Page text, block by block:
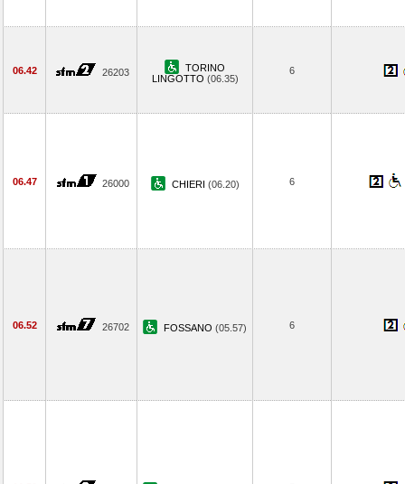
06.42 26203
TORINO
LINGOTTO (06.35)
6
06.47 26000 CHIERI (06.20) 6
06.52 26702 FOSSANO (05.57) 6